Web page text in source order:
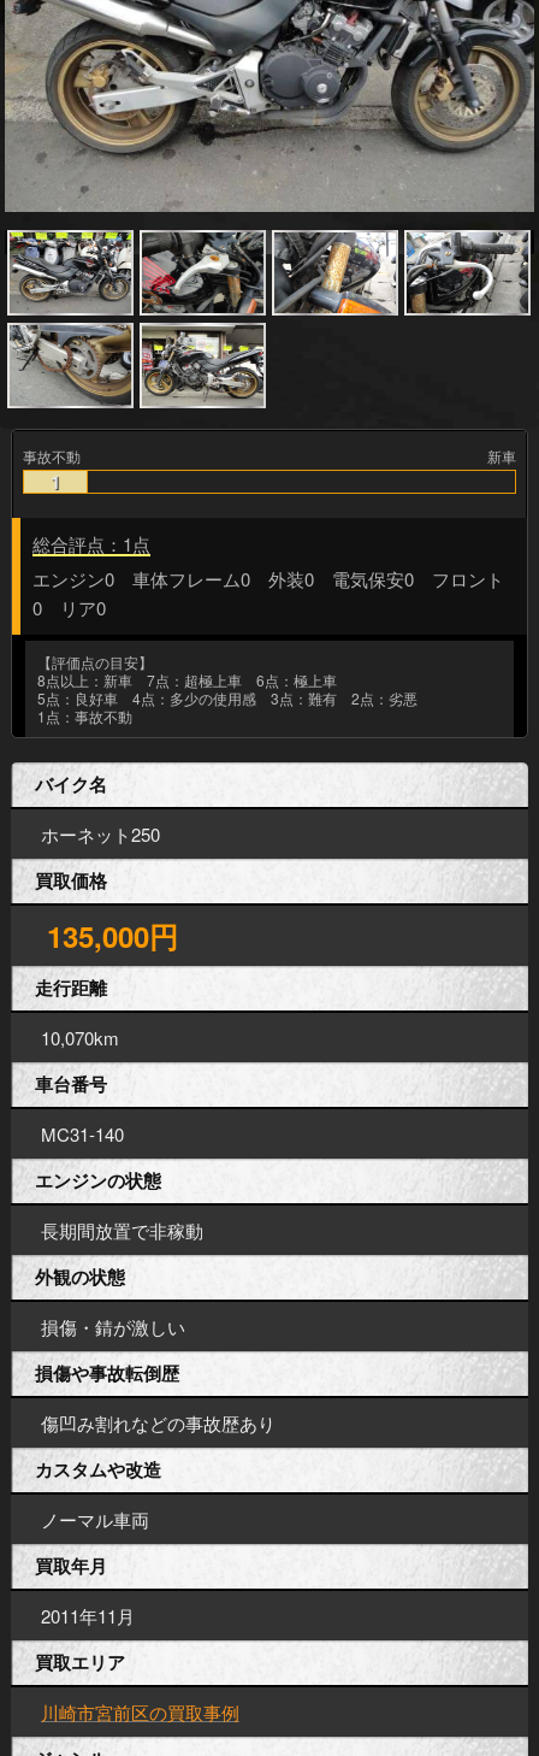
事故不動 新車
1
総合評点：1点
エンジン0 車体フレーム0 外装0 電気保安0 フロント
0 リア0
【評価点の目安】
8点以上：新車 7点：超極上車 6点：極上車
5点：良好車 4点：多少の使用感 3点：難有 2点：劣悪
1点：事故不動
バイク名
ホーネット250
買取価格
135,000円
走行距離
10,070km
車台番号
MC31-140
エンジンの状態
長期間放置で非稼動
外観の状態
損傷・錆が激しい
損傷や事故転倒歴
傷凹み割れなどの事故歴あり
カスタムや改造
ノーマル車両
買取年月
2011年11月
買取エリア
川崎市宮前区の買取事例